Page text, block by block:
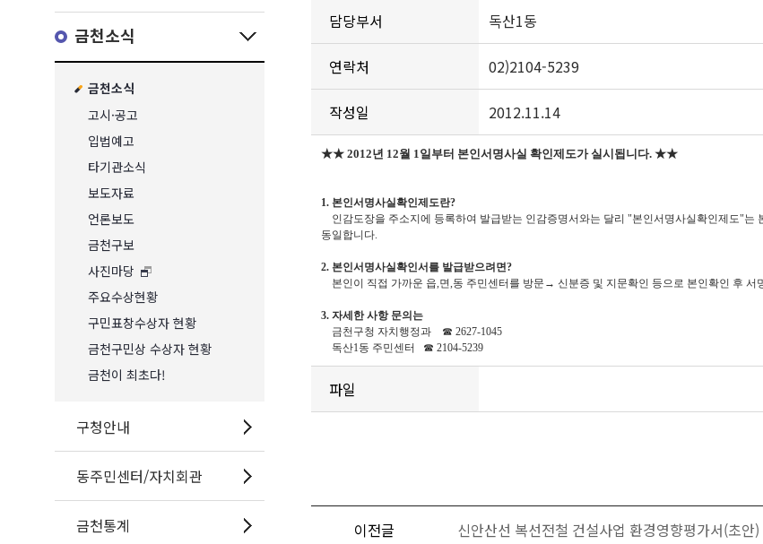
금천소식
금천소식
고시·공고
입법예고
타기관소식
보도자료
언론보도
금천구보
사진마당
주요수상현황
구민표창수상자 현황
금천구민상 수상자 현황
금천이 최초다!
구청안내
동주민센터/자치회관
금천통계
담당부서 독산1동
연락처 02)2104-5239
작성일 2012.11.14
★★ 2012년 12월 1일부터 본인서명사실 확인제도가 실시됩니다. ★★
1. 본인서명사실확인제도란?
인감도장을 주소지에 등록하여 발급받는 인감증명서와는 달리 "본인서명사실확인제도"는
동일합니다.
2. 본인서명사실확인서를 발급받으려면?
본인이 직접 가까운 읍,면,동 주민센터를 방문→ 신분증 및 지문확인 등으로 본인확인 후
3. 자세한 사항 문의는
금천구청 자치행정과 ☎ 2627-1045
독산1동 주민센터 ☎ 2104-5239
파일
이전글 신안산선 복선전철 건설사업 환경영향평가서(초안